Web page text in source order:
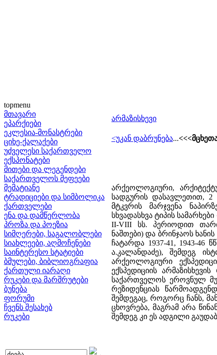
topmenu
მთავარი
ეპარქიები
ეკლესია-მონასტრები
ციხე-ქალაქები
უძველესი საქართველო
ექსპონატები
მითები და ლეგენდები
საქართველოს მეფეები
მემატიანე
ტრადიციები და სიმბოლიკა
ქართველები
ენა და დამწერლობა
პროზა და პოეზია
სიმღერები, საგალობლები
სიახლეები, აღმოჩენები
საინტერესო სტატიები
ბმულები, ბიბლიოგრაფია
ქართული იარაღი
რუკები და მარშრუტები
ბუნება
ფორუმი
ჩვენს შესახებ
რუკები
არმაზისხევი
<უკან დაბრუნება...
არქეოლოგიური,
სადგურის დასავლეთით, 2
მტკვრის მარჯვენა
სხვადასხვა ტიპის
II-VIII სს. პერიოდით
ნაშთები) და ბრინჯაოს
ჩატარდა 1937-41, 1943-46
ა.კალანდაძე), შემდეგ
არქეოლოგიური
ექსპედიციის
საქართველოს ეროვნულ
რეზიდენციას
შემდეგაც, როგორც ჩანს,
ცხოვრება, მაგრამ არა
შემდეგ კი ეს ადგილი